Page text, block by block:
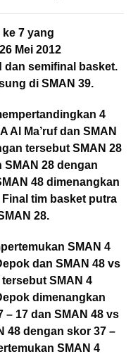
7 yang
Mei 2012
dan semifinal basket.
di SMAN 39.
4
Al Ma’ruf dan SMAN
tersebut SMAN 28
SMAN 28 dengan
48 dimenangkan
tim basket putra
28.
SMAN 4
dan SMAN 48 vs
SMAN 4
dimenangkan
– 17 dan SMAN 48 vs
48 dengan skor 37 –
SMAN 4